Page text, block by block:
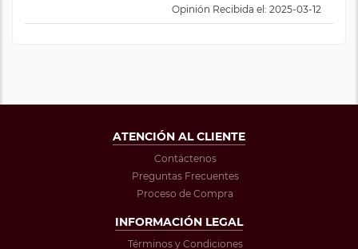
Opinión Recibida el: 2025-03-12
ATENCIÓN AL CLIENTE
Contáctenos
Preguntas Frecuentes
Proceso de Compra
INFORMACIÓN LEGAL
Términos y Condiciones